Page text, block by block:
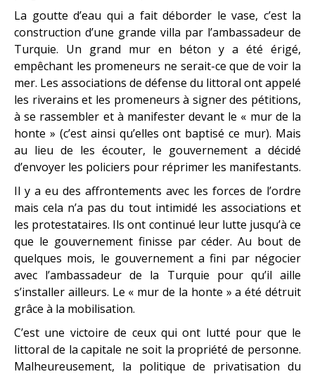
La goutte d’eau qui a fait déborder le vase, c’est la
construction d’une grande villa par l’ambassadeur de
Turquie. Un grand mur en béton y a été érigé,
empêchant les promeneurs ne serait-ce que de voir la
mer. Les associations de défense du littoral ont appelé
les riverains et les promeneurs à signer des pétitions,
à se rassembler et à manifester devant le « mur de la
honte » (c’est ainsi qu’elles ont baptisé ce mur). Mais
au lieu de les écouter, le gouvernement a décidé
d’envoyer les policiers pour réprimer les manifestants.
Il y a eu des affrontements avec les forces de l’ordre
mais cela n’a pas du tout intimidé les associations et
les protestataires. Ils ont continué leur lutte jusqu’à ce
que le gouvernement finisse par céder. Au bout de
quelques mois, le gouvernement a fini par négocier
avec l’ambassadeur de la Turquie pour qu’il aille
s’installer ailleurs. Le « mur de la honte » a été détruit
grâce à la mobilisation.
C’est une victoire de ceux qui ont lutté pour que le
littoral de la capitale ne soit la propriété de personne.
Malheureusement, la politique de privatisation du